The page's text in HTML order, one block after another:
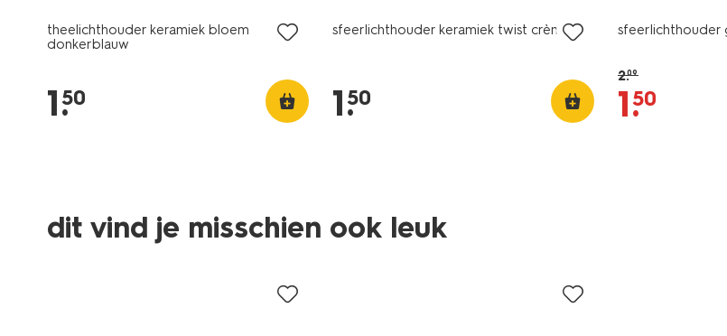
theelichthouder keramiek bloem
donkerblauw
1.
50
sfeerlichthouder keramiek twist crème
1.
50
sfeerlichthouder
2.09
1.
50
dit vind je misschien ook leuk
vegan
vegan